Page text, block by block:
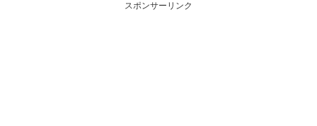
スポンサーリンク